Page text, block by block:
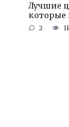
Лучшие
которые
2